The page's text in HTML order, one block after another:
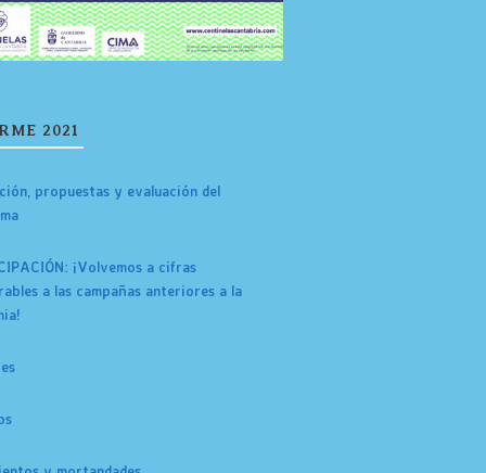
2021
propuestas y evaluación del
¡Volvemos a cifras
a las campañas anteriores a la